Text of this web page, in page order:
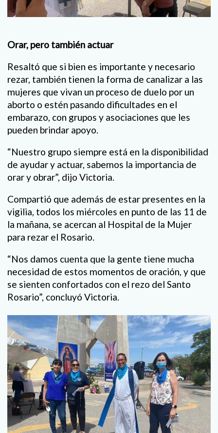
Orar, pero también actuar
Resaltó que si bien es importante y necesario
rezar, también tienen la forma de canalizar a las
mujeres que vivan un proceso de duelo por un
aborto o estén pasando dificultades en el
embarazo, con grupos y asociaciones que les
pueden brindar apoyo.
“Nuestro grupo siempre está en la disponibilidad
de ayudar y actuar, sabemos la importancia de
orar y obrar”, dijo Victoria.
Compartió que además de estar presentes en la
vigilia, todos los miércoles en punto de las 11 de
la mañana, se acercan al Hospital de la Mujer
para rezar el Rosario.
“Nos damos cuenta que la gente tiene mucha
necesidad de estos momentos de oración, y que
se sienten confortados con el rezo del Santo
Rosario”, concluyó Victoria.